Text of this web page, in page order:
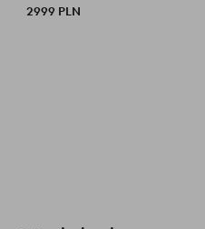
2999 PLN